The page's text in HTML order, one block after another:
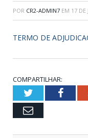
POR CR2-ADMIN7 EM 17 DE
TERMO DE
COMPARTILHAR:
Twitter
Email